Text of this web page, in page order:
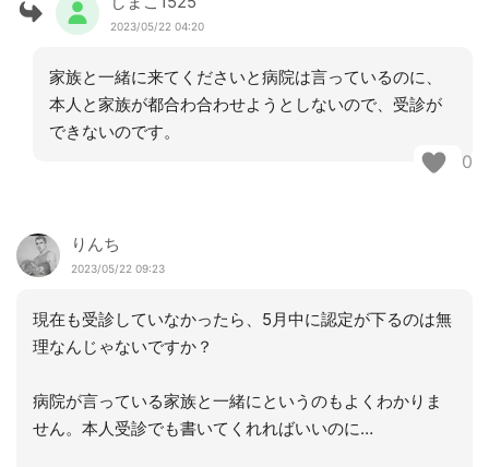
2023/05/22 04:20
家族と一緒に来てくださいと病院は言っているのに、
本人と家族が都合わ合わせようとしないので、受診が
できないのです。
0
りんち
2023/05/22 09:23
現在も受診していなかったら、5月中に認定が下るのは無
理なんじゃないですか？
病院が言っている家族と一緒にというのもよくわかりま
せん。本人受診でも書いてくれればいいのに…